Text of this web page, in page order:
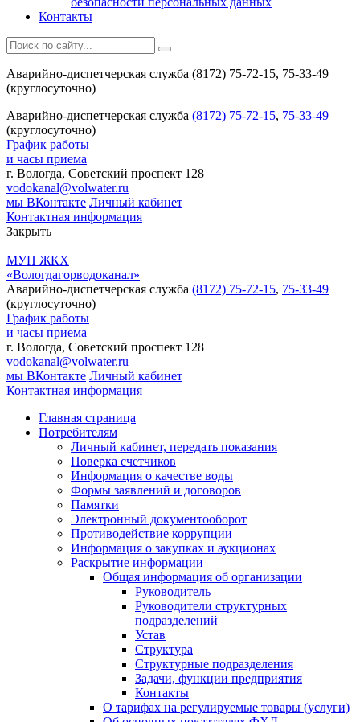
Контакты
Аварийно-диспетчерская служба (8172) 75-72-15, 75-33-49
(круглосуточно)
Аварийно-диспетчерская служба (8172) 75-72-15, 75-33-49
(круглосуточно)
График работы
и часы приема
г. Вологда, Советский проспект 128
vodokanal@volwater.ru
мы ВКонтакте Личный кабинет
Контактная информация
Закрыть
МУП ЖКХ
«Вологдагорводоканал»
Аварийно-диспетчерская служба (8172) 75-72-15, 75-33-49
(круглосуточно)
График работы
и часы приема
г. Вологда, Советский проспект 128
vodokanal@volwater.ru
мы ВКонтакте Личный кабинет
Контактная информация
Главная страница
Потребителям
Личный кабинет, передать показания
Поверка счетчиков
Информация о качестве воды
Формы заявлений и договоров
Памятки
Электронный документооборот
Противодействие коррупции
Информация о закупках и аукционах
Раскрытие информации
Общая информация об организации
Руководитель
Руководители структурных
подразделений
Устав
Структура
Структурные подразделения
Задачи, функции предприятия
Контакты
О тарифах на регулируемые товары (услуги)